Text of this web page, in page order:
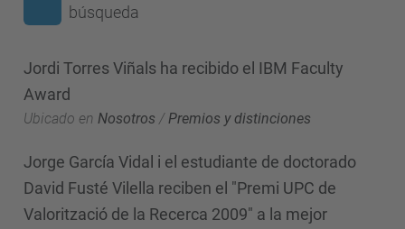
búsqueda
Jordi Torres Viñals ha recibido el IBM Faculty
Award
Ubicado en Nosotros / Premios y distinciones
Jorge García Vidal i el estudiante de doctorado
David Fusté Vilella reciben el "Premi UPC de
Valorització de la Recerca 2009" a la mejor